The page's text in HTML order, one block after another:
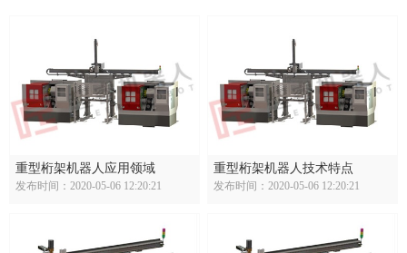
重型桁架机器人应用领域
发布时间：2020-05-06 12:20:21
重型桁架机器人技术特点
发布时间：2020-05-06 12:20:21